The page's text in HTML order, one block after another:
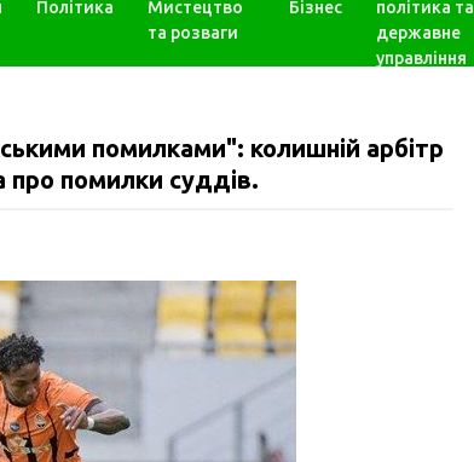
Політика
Мистецтво
та розваги
Бізнес
політика та
державне
управління
помилками": колишній арбітр
помилки суддів.